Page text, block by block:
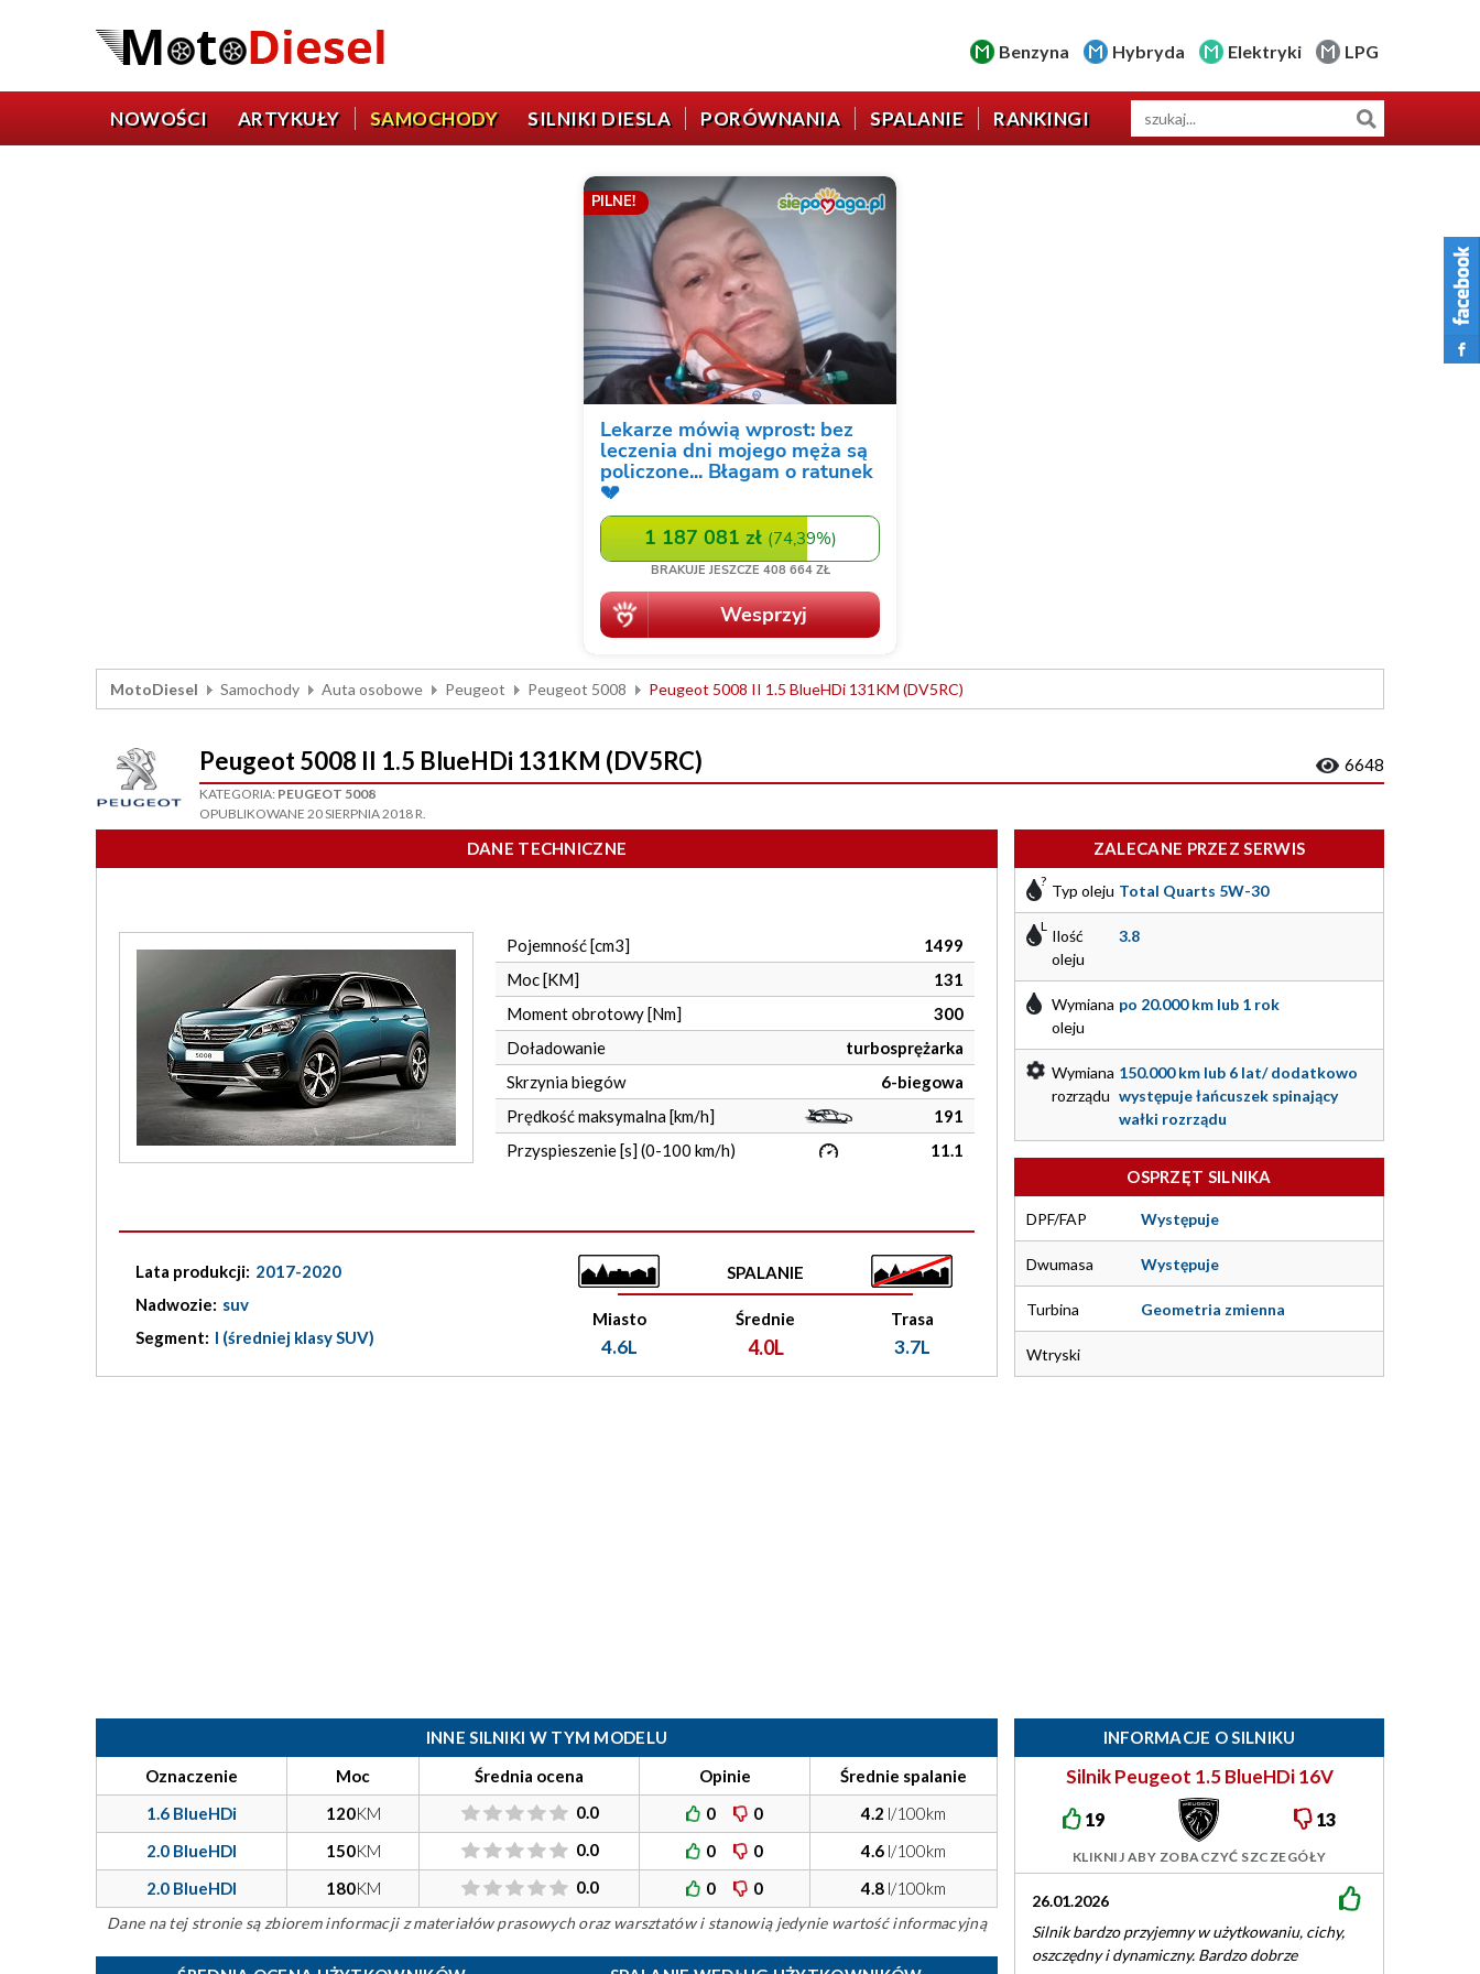
Benzyna Hybryda Elektryki LPG
NOWOŚCI ARTYKUŁY SAMOCHODY SILNIKI DIESLA PORÓWNANIA SPALANIE RANKINGI
MotoDiesel Samochody Auta osobowe Peugeot Peugeot 5008 Peugeot 5008 II 1.5 BlueHDi 131KM (DV5RC)
Peugeot 5008 II 1.5 BlueHDi 131KM (DV5RC) 6648
KATEGORIA: PEUGEOT 5008
OPUBLIKOWANE 20 SIERPNIA 2018 R.
DANE TECHNICZNE
Pojemność [cm3]
1499
Moc [KM]
131
Moment obrotowy [Nm]
300
Doładowanie
turbosprężarka
Skrzynia biegów
6-biegowa
Prędkość maksymalna [km/h]
191
Przyspieszenie [s] (0-100 km/h)
11.1
Lata produkcji: 2017-2020
Nadwozie: suv
Segment: I (średniej klasy SUV)
SPALANIE
Miasto
4.6L
Średnie
4.0L
Trasa
3.7L
ZALECANE PRZEZ SERWIS
Typ oleju Total Quarts 5W-30
Ilość
oleju
3.8
Wymiana
oleju
po 20.000 km lub 1 rok
Wymiana
rozrządu
150.000 km lub 6 lat/ dodatkowo
występuje łańcuszek spinający
wałki rozrządu
OSPRZĘT SILNIKA
DPF/FAP Występuje
Dwumasa Występuje
Turbina Geometria zmienna
Wtryski
INNE SILNIKI W TYM MODELU
Oznaczenie
Moc Średnia ocena Opinie
Średnie spalanie
1.6 BlueHDi
120KM 0.0 0 0 4.2 l/100km
2.0 BlueHDI
150KM 0.0 0 0 4.6 l/100km
2.0 BlueHDI
180KM 0.0 0 0 4.8 l/100km
Dane na tej stronie są zbiorem informacji z materiałów prasowych oraz warsztatów i stanowią jedynie wartość informacyjną
INFORMACJE O SILNIKU
Silnik Peugeot 1.5 BlueHDi 16V
130/131KM DV5RC
19 13
KLIKNIJ ABY ZOBACZYĆ SZCZEGÓŁY
26.01.2026
Silnik bardzo przyjemny w użytkowaniu, cichy,
oszczędny i dynamiczny. Bardzo dobrze